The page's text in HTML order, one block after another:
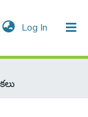
Log In (current)